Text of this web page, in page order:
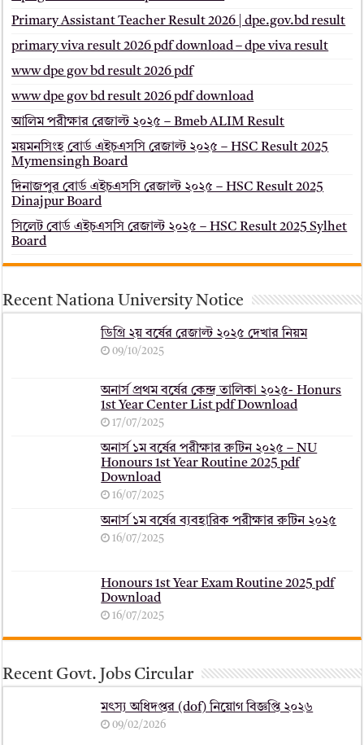
Primary Assistant Teacher Result 2026 | dpe.gov.bd result
primary viva result 2026 pdf download – dpe viva result
www dpe gov bd result 2026 pdf
www dpe gov bd result 2026 pdf download
আলিম পরীক্ষার রেজাল্ট ২০২৫ – Bmeb ALIM Result
ময়মনসিংহ বোর্ড এইচএসসি রেজাল্ট ২০২৫ – HSC Result 2025
Mymensingh Board
দিনাজপুর বোর্ড এইচএসসি রেজাল্ট ২০২৫ – HSC Result 2025
Dinajpur Board
সিলেট বোর্ড এইচএসসি রেজাল্ট ২০২৫ – HSC Result 2025 Sylhet
Board
Recent Nationa University Notice
ডিগ্রি ২য় বর্ষের রেজাল্ট ২০২৫ দেখার নিয়ম
09/10/2025
অনার্স প্রথম বর্ষের কেন্দ্র তালিকা ২০২৫- Honurs
1st Year Center List pdf Download
17/07/2025
অনার্স ১ম বর্ষের পরীক্ষার রুটিন ২০২৫ – NU
Honours 1st Year Routine 2025 pdf
Download
16/07/2025
অনার্স ১ম বর্ষের ব্যবহারিক পরীক্ষার ‍রুটিন ২০২৫
16/07/2025
Honours 1st Year Exam Routine 2025 pdf
Download
16/07/2025
Recent Govt. Jobs Circular
মৎস্য অধিদপ্তর (dof) নিয়োগ বিজ্ঞপ্তি ২০২৬
09/02/2026